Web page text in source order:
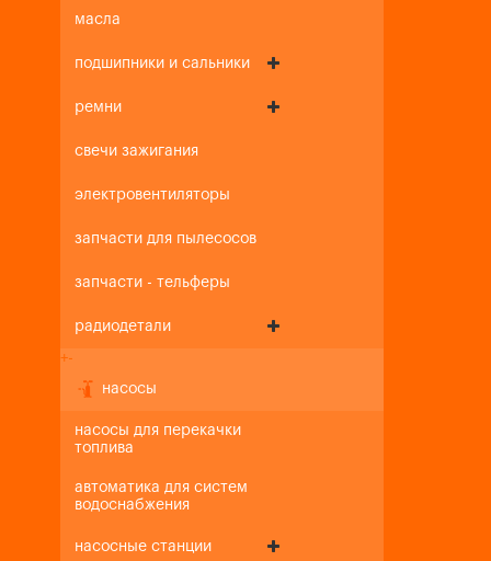
масла
подшипники и сальники
ремни
свечи зажигания
электровентиляторы
запчасти для пылесосов
запчасти - тельферы
радиодетали
+-
насосы
насосы для перекачки
топлива
автоматика для систем
водоснабжения
насосные станции